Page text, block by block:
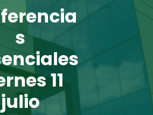
s
11
julio